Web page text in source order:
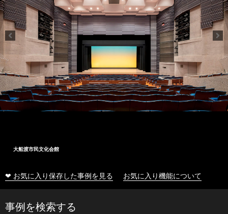
大船渡市民文化会館
❤ お気に入り保存した事例を見る お気に入り機能について
事例を検索する